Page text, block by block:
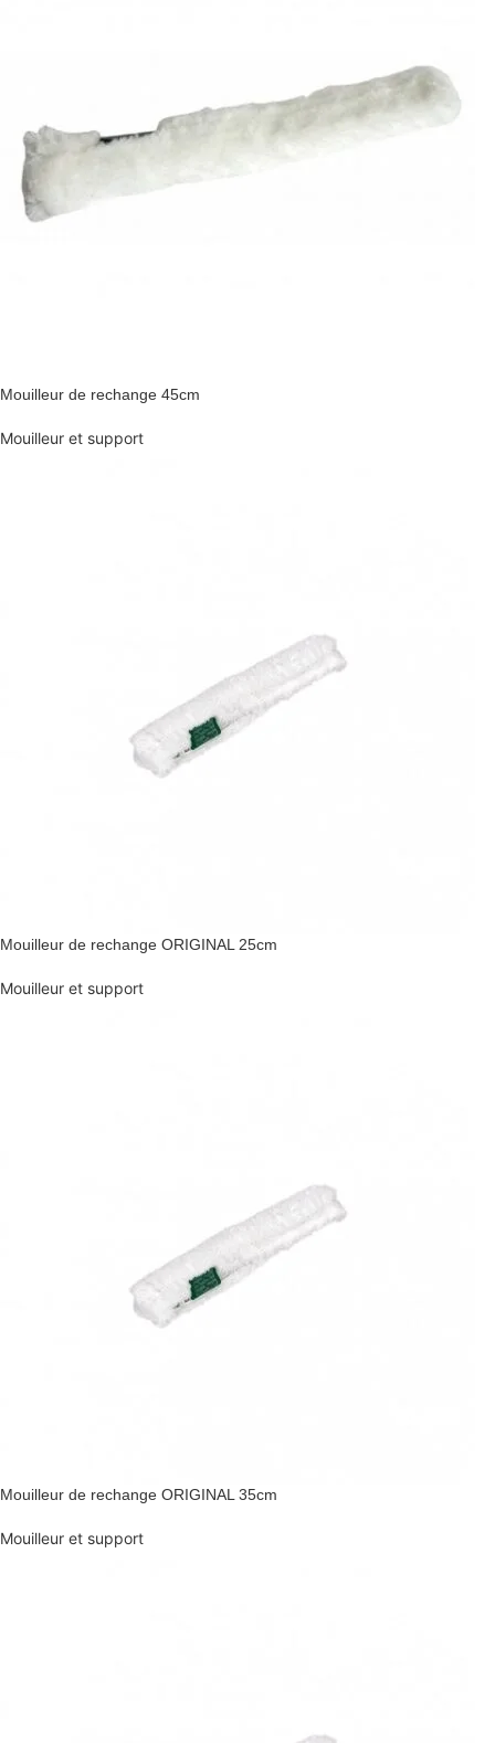
Mouilleur de rechange 45cm
Mouilleur et support
Mouilleur de rechange ORIGINAL 25cm
Mouilleur et support
Mouilleur de rechange ORIGINAL 35cm
Mouilleur et support